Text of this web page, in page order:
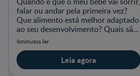
falar ou andar pela primeira vez?
Que alimento está melhor adaptado
ao seu desenvolvimento? Quais são
as "primeiras vezes" importantes a
6minutos ler
Leia agora